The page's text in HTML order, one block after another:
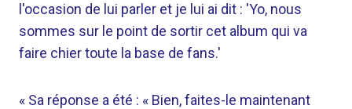
l'occasion de lui parler et je lui ai dit : 'Yo, nous
sommes sur le point de sortir cet album qui va
faire chier toute la base de fans.'
« Sa réponse a été : « Bien, faites-le maintenant